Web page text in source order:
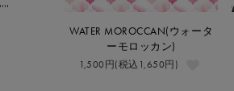
WATER MOROCCAN(ウォータ
ーモロッカン)
1,500円(税込1,650円)